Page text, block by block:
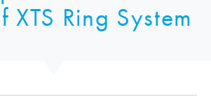
XTS Ring System